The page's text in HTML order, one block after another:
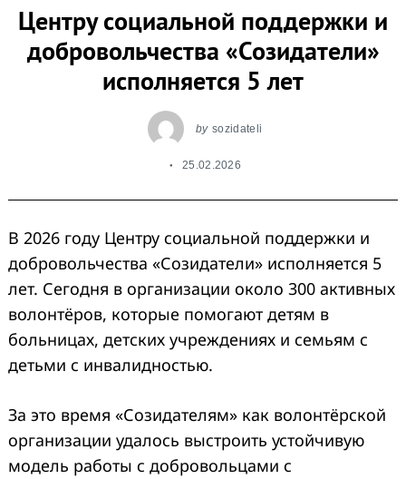
Центру социальной поддержки и
добровольчества «Созидатели»
исполняется 5 лет
by sozidateli
25.02.2026
В 2026 году Центру социальной поддержки и
добровольчества «Созидатели» исполняется 5
лет. Сегодня в организации около 300 активных
волонтёров, которые помогают детям в
больницах, детских учреждениях и семьям с
детьми с инвалидностью.
За это время «Созидателям» как волонтёрской
организации удалось выстроить устойчивую
модель работы с добровольцами с